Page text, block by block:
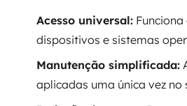
Acesso universal:
dispositivos e sistemas
Manutenção simplificada:
aplicadas uma única vez no